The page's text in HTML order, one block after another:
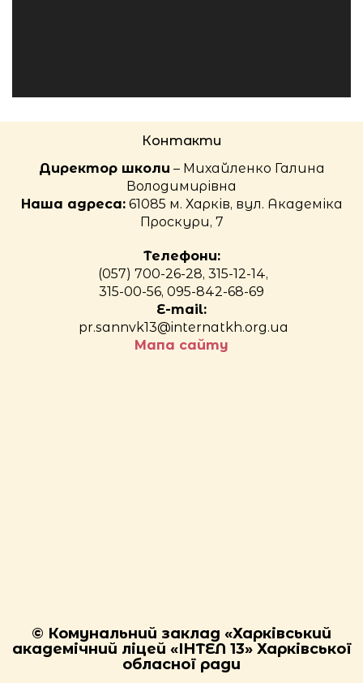
Контакти
Директор школи – Михайленко Галина
Володимирівна
Наша адреса:61085 м. Харків, вул. Академіка
Проскури, 7
Телефони:
(057) 700-26-28, 315-12-14,
315-00-56, 095-842-68-69
E-mail:
pr.sannvk13@internatkh.org.ua
Мапа сайту
© Комунальний заклад «Харківський
академічний ліцей «ІНТЕЛ 13» Харківської
обласної ради